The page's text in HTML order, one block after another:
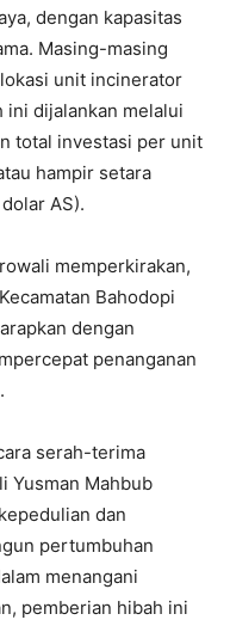
dengan kapasitas
Masing-masing
unit incinerator
ini dijalankan melalui
total investasi per unit
hampir setara
AS).
memperkirakan,
Bahodopi
dengan
penanganan
serah-terima
Yusman Mahbub
dan
pertumbuhan
menangani
pemberian hibah ini